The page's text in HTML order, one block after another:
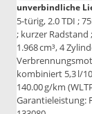
unverbindliche
5-türig, 2.0 TDI ;
; kurzer Radstand
1.968 cm³, 4
kombiniert 5,3 l/
140.00 g/km
Garantieleistung: